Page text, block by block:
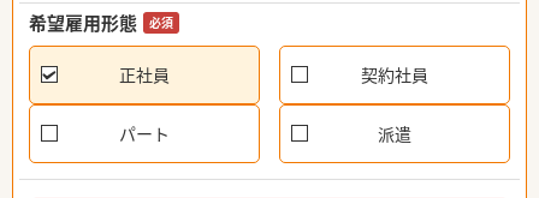
希望雇用形態 必須
正社員 契約社員
パート 派遣